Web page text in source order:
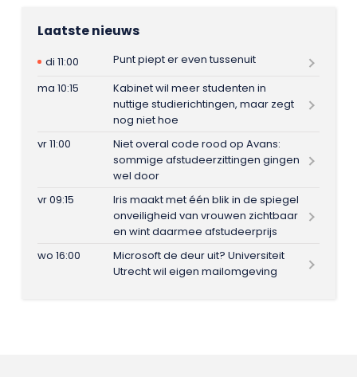
Laatste nieuws
di 11:00
Punt piept er even tussenuit
ma 10:15
Kabinet wil meer studenten in
nuttige studierichtingen, maar zegt
nog niet hoe
vr 11:00
Niet overal code rood op Avans:
sommige afstudeerzittingen gingen
wel door
vr 09:15
Iris maakt met één blik in de spiegel
onveiligheid van vrouwen zichtbaar
en wint daarmee afstudeerprijs
wo 16:00
Microsoft de deur uit? Universiteit
Utrecht wil eigen mailomgeving